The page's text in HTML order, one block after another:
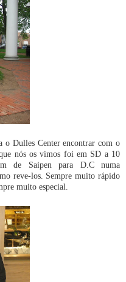
o Dulles Center encontrar com o
nós os vimos foi em SD a 10
de Saipen para D.C numa
reve-los. Sempre muito rápido
muito especial.